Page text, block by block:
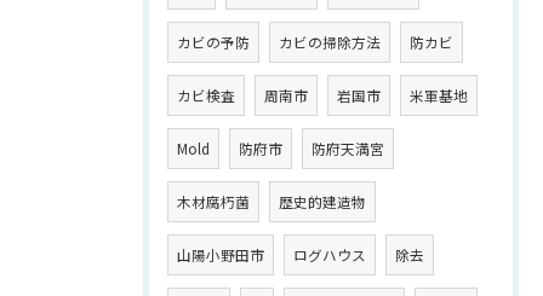
カビの予防 カビの掃除方法 防カビ
カビ検査 周南市 岩国市 米軍基地
Mold 防府市 防府天満宮
木材腐朽菌 歴史的建造物
山陽小野田市 ログハウス 除去